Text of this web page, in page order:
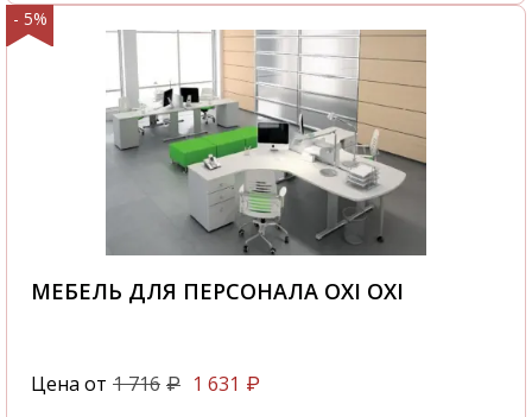
- 5%
МЕБЕЛЬ ДЛЯ ПЕРСОНАЛА OXI OXI
Цена от 1 716 ₽ 1 631 ₽